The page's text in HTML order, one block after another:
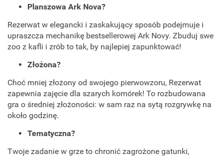
Planszowa Ark Nova?
Rezerwat w elegancki i zaskakujący sposób podejmuje i
upraszcza mechanikę bestsellerowej Ark Novy. Zbuduj swe
zoo z kafli i zrób to tak, by najlepiej zapunktować!
Złożona?
Choć mniej złożony od swojego pierwowzoru, Rezerwat
zapewnia zajęcie dla szarych komórek! To rozbudowana
gra o średniej złożoności: w sam raz na sytą rozgrywkę na
około godzinę.
Tematyczna?
Twoje zadanie w grze to chronić zagrożone gatunki,